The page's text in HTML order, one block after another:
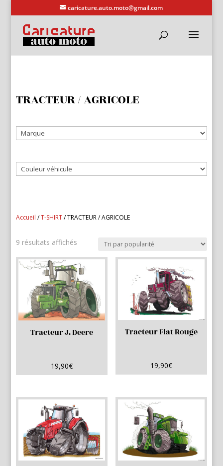
caricature.auto.moto@gmail.com
TRACTEUR / AGRICOLE
Accueil /T-SHIRT/ TRACTEUR / AGRICOLE
9 résultats affichés
popularité
Tracteur J. Deere
19,90€
Tracteur Fiat Rouge
19,90€